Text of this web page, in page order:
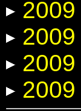
2009
2009
2009
2009